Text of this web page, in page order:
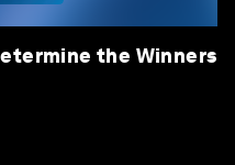
the Winners